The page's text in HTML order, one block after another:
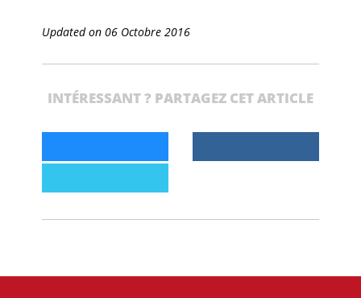
Updated on 06 Octobre 2016
INTÉRESSANT ? PARTAGEZ CET ARTICLE